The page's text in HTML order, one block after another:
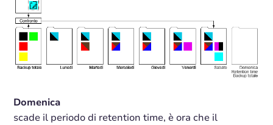
Domenica
scade il periodo di retention time, è ora che il